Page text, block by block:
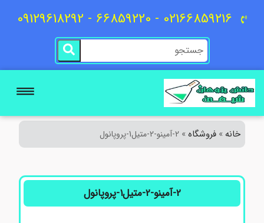
02166859216 - 66859220 - 09129618292
خانه»فروشگاه»2-آمینو-2-متیل1-پروپانول